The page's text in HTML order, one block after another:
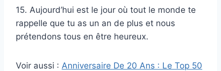
15. Aujourd’hui est le jour où tout le monde te
rappelle que tu as un an de plus et nous
prétendons tous en être heureux.
Voir aussi : Anniversaire De 20 Ans : Le Top 50